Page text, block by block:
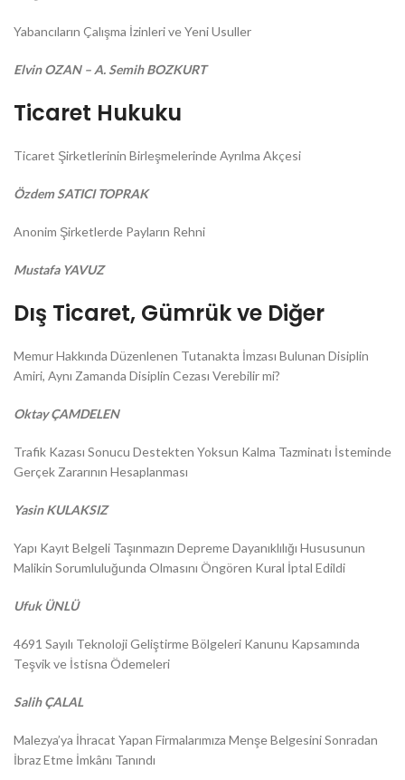
Yabancıların Çalışma İzinleri ve Yeni Usuller
Elvin OZAN – A. Semih BOZKURT
Ticaret Hukuku
Ticaret Şirketlerinin Birleşmelerinde Ayrılma Akçesi
Özdem SATICI TOPRAK
Anonim Şirketlerde Payların Rehni
Mustafa YAVUZ
Dış Ticaret, Gümrük ve Diğer
Memur Hakkında Düzenlenen Tutanakta İmzası Bulunan Disiplin
Amiri, Aynı Zamanda Disiplin Cezası Verebilir mi?
Oktay ÇAMDELEN
Trafik Kazası Sonucu Destekten Yoksun Kalma Tazminatı İsteminde
Gerçek Zararının Hesaplanması
Yasin KULAKSIZ
Yapı Kayıt Belgeli Taşınmazın Depreme Dayanıklılığı Hususunun
Malikin Sorumluluğunda Olmasını Öngören Kural İptal Edildi
Ufuk ÜNLÜ
4691 Sayılı Teknoloji Geliştirme Bölgeleri Kanunu Kapsamında
Teşvik ve İstisna Ödemeleri
Salih ÇALAL
Malezya’ya İhracat Yapan Firmalarımıza Menşe Belgesini Sonradan
İbraz Etme İmkânı Tanındı